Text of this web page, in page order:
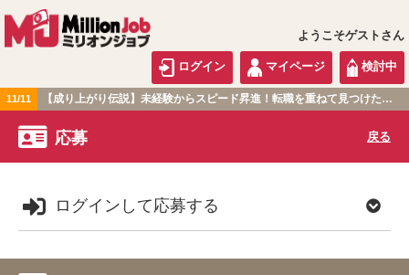
ようこそゲストさん
ログイン マイページ 検討中
11/11 【成り上がり伝説】未経験からスピード昇進！転職を重ねて見つけた『本当に働きやすい職場』とは？
関東版
応募 戻る
ログインして応募する